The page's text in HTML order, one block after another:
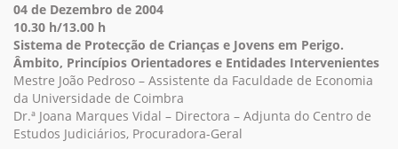
04 de Dezembro de 2004
10.30 h/13.00 h
Sistema de Protecção de Crianças e Jovens em Perigo.
Âmbito, Princípios Orientadores e Entidades Intervenientes
Mestre João Pedroso – Assistente da Faculdade de Economia
da Universidade de Coimbra
Dr.ª Joana Marques Vidal – Directora – Adjunta do Centro de
Estudos Judiciários, Procuradora-Geral